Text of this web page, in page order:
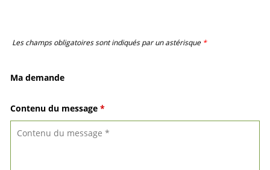
Les champs obligatoires sont indiqués par un astérisque *
Ma demande
Contenu du message *